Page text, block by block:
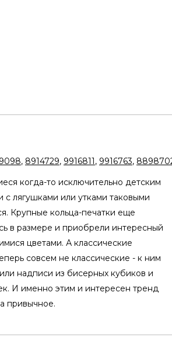
, 8914729, 9916811, 9916763,
когда-то исключительно детским
с лягушками или утками таковыми
Крупные кольца-печатки еще
в размере и приобрели интересный
цветами. А классические
совсем не классические - к ним
надписи из бисерных кубиков и
И именно этим и интересен тренд
привычное.